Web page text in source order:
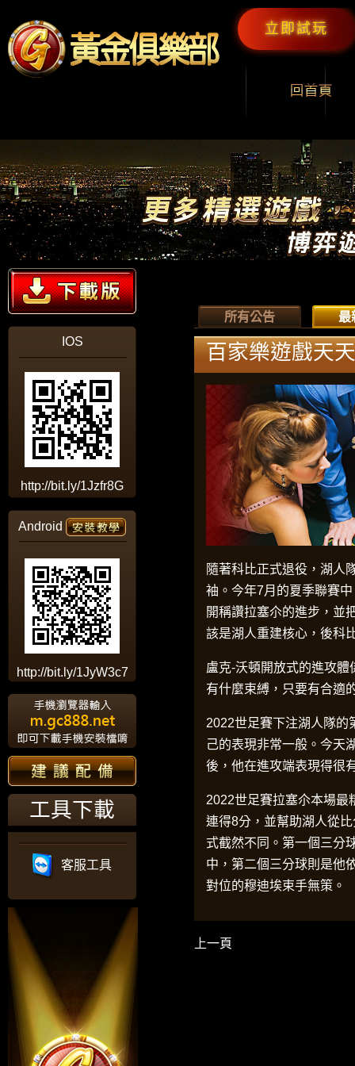
立即試玩
IOS
http://bit.ly/1Jzfr8G
Android
http://bit.ly/1JyW3c7
工具下載
客服工具
所有公告 最
百家樂遊戲天
隨著科比正式退役，湖人
袖。今年7月的夏季聯賽
開稱讚拉塞尒的進步，並
該是湖人重建核心，後科
盧克-沃頓開放式的進攻
有什麼束縛，只要有合適
2022世足賽下注湖人隊的
己的表現非常一般。今天
後，他在進攻端表現得很
2022世足賽拉塞尒本場最
連得8分，並幫助湖人從
式截然不同。第一個三分
中，第二個三分球則是他
對位的穆迪埃束手無策。
上一頁